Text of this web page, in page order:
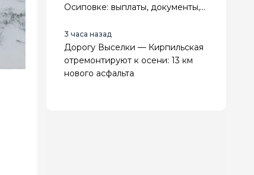
Осиповке: выплаты, документы,
3 часа назад
Дорогу Выселки — Кирпильская
отремонтируют к осени: 13 км
нового асфальта